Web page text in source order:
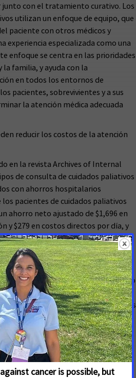
con el tratamiento curativo. Los
utilizan un enfoque de equipo, que
paciente con otros médicos y
experiencia especializada como una
enfoque se centra en las prioridades
familia, y ayuda con la
en todos los entornos de
pacientes, sobrevivientes y a sus
la atención médica adecuada
reducir los costos de la atención
en la revista Archives of Internal
de consulta de cuidados paliativos
con ahorros hospitalarios
pacientes de cuidados paliativos
ahorro neto ajustado de $1,696 en
y $279 en costos directos por día, y
que murieron en el hospital
de $4,908 en costos directos por
por día.
en Health Services Research mostró
costos en cinco hospitales en el área
El estudio encontró que los cuidados
días de ingreso dieron como
para los pacientes que murieron en
pacientes dados de alta con vida.
en Health Affairs demostró que los
basados en hospitales crean